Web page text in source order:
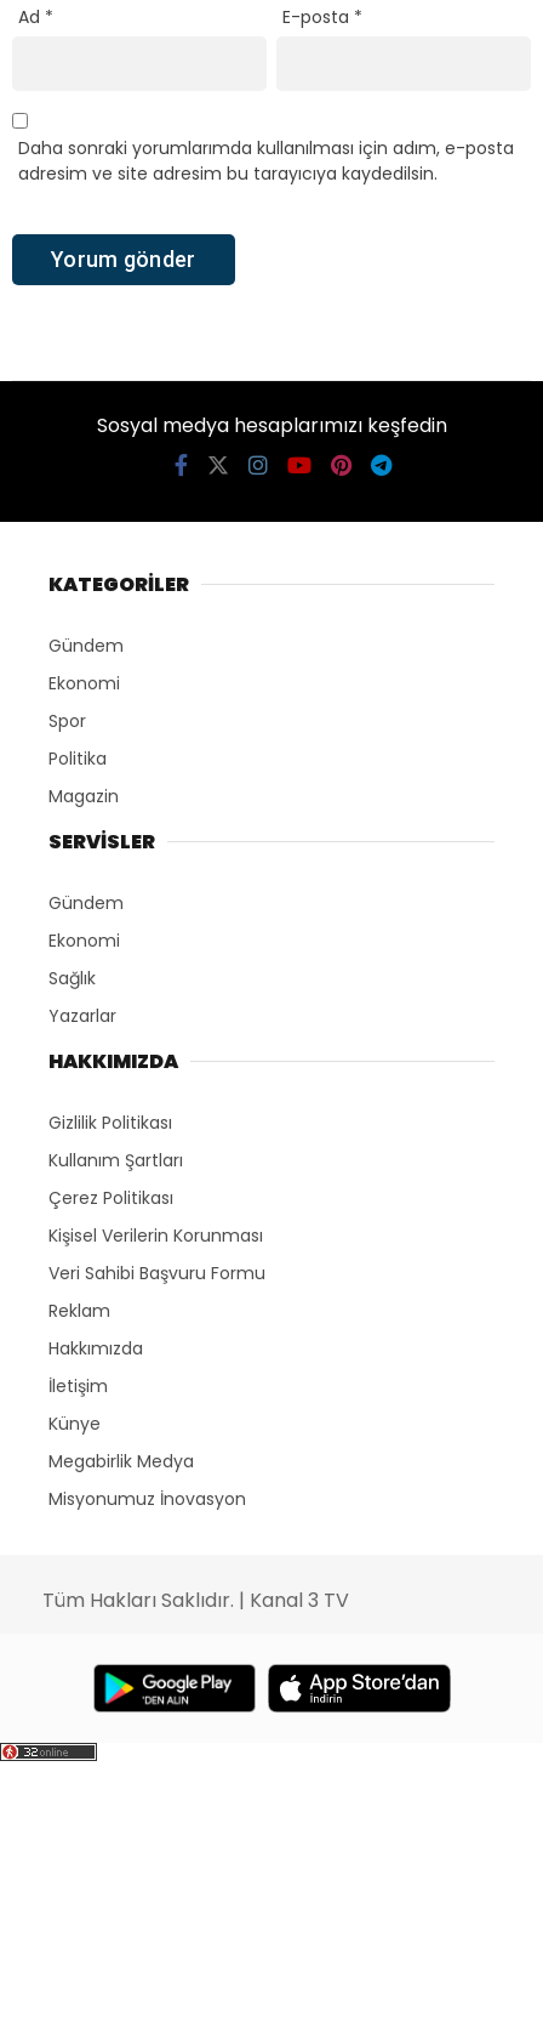
Ad * E-posta *
Daha sonraki yorumlarımda kullanılması için adım, e-posta
adresim ve site adresim bu tarayıcıya kaydedilsin.
Sosyal medya hesaplarımızı keşfedin
KATEGORİLER
Gündem
Ekonomi
Spor
Politika
Magazin
SERVİSLER
Gündem
Ekonomi
Sağlık
Yazarlar
HAKKIMIZDA
Gizlilik Politikası
Kullanım Şartları
Çerez Politikası
Kişisel Verilerin Korunması
Veri Sahibi Başvuru Formu
Reklam
Hakkımızda
İletişim
Künye
Megabirlik Medya
Misyonumuz İnovasyon
Tüm Hakları Saklıdır. | Kanal 3 TV